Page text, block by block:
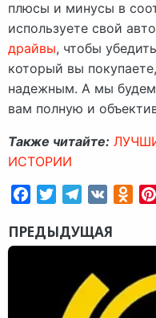
плюсы и минусы в
используете свой
драйвы, чтобы
который вы
надежным. А мы будем
вам полную и
Также читайте:
ИСТОРИИ
FacebookTwitterTelegram
VK
ПРЕДЫДУЩАЯ